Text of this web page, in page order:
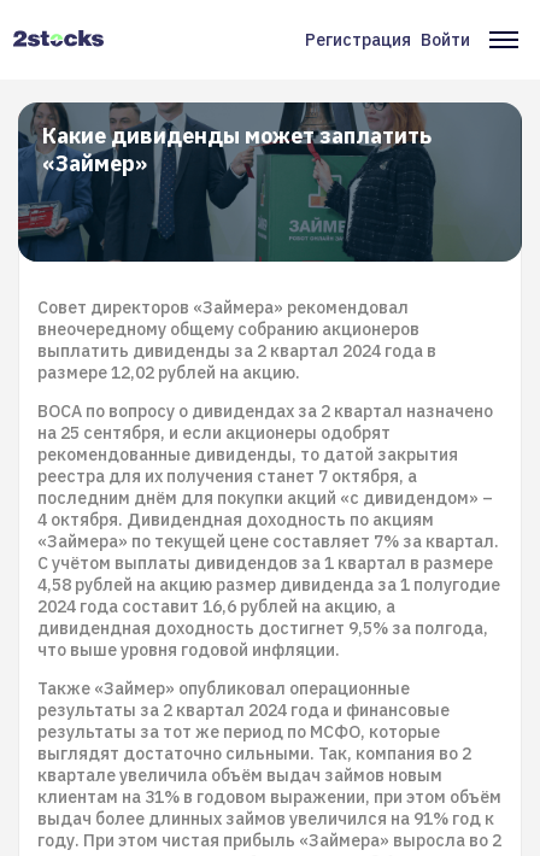
Меню
учётной
записи
пользователя
Регистрация Войти
Какие дивиденды может заплатить
«Займер»
Совет директоров «Займера» рекомендовал
внеочередному общему собранию акционеров
выплатить дивиденды за 2 квартал 2024 года в
размере 12,02 рублей на акцию.
ВОСА по вопросу о дивидендах за 2 квартал назначено
на 25 сентября, и если акционеры одобрят
рекомендованные дивиденды, то датой закрытия
реестра для их получения станет 7 октября, а
последним днём для покупки акций «с дивидендом» –
4 октября. Дивидендная доходность по акциям
«Займера» по текущей цене составляет 7% за квартал.
С учётом выплаты дивидендов за 1 квартал в размере
4,58 рублей на акцию размер дивиденда за 1 полугодие
2024 года составит 16,6 рублей на акцию, а
дивидендная доходность достигнет 9,5% за полгода,
что выше уровня годовой инфляции.
Также «Займер» опубликовал операционные
результаты за 2 квартал 2024 года и финансовые
результаты за тот же период по МСФО, которые
выглядят достаточно сильными. Так, компания во 2
квартале увеличила объём выдач займов новым
клиентам на 31% в годовом выражении, при этом объём
выдач более длинных займов увеличился на 91% год к
году. При этом чистая прибыль «Займера» выросла во 2